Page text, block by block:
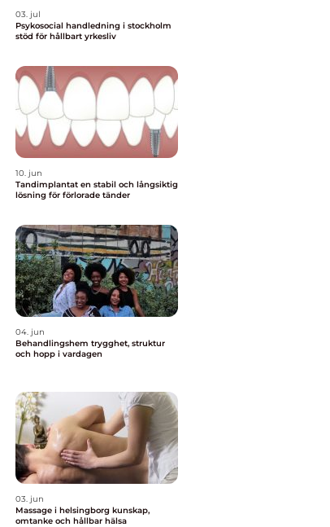
03. jul
Psykosocial handledning i stockholm
stöd för hållbart yrkesliv
10. jun
Tandimplantat en stabil och långsiktig
lösning för förlorade tänder
04. jun
Behandlingshem trygghet, struktur
och hopp i vardagen
03. jun
Massage i helsingborg kunskap,
omtanke och hållbar hälsa